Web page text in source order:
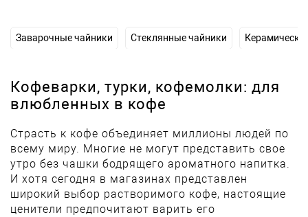
Заварочные чайники Стеклянные чайники
Кофеварки, турки, кофемолки: для
влюбленных в кофе
Страсть к кофе объединяет миллионы людей по
всему миру. Многие не могут представить свое
утро без чашки бодрящего ароматного напитка.
И хотя сегодня в магазинах представлен
широкий выбор растворимого кофе, настоящие
ценители предпочитают варить его